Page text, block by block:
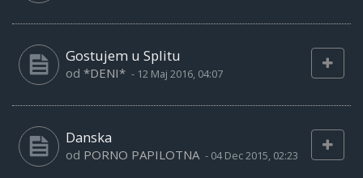
Gostujem u Splitu
od *DENI* - 12 Maj 2016, 04:07
Danska
od PORNO PAPILOTNA - 04 Dec 2015, 02:23